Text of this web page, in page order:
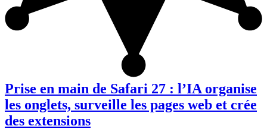
Prise en main de Safari 27 : l’IA organise
les onglets, surveille les pages web et crée
des extensions